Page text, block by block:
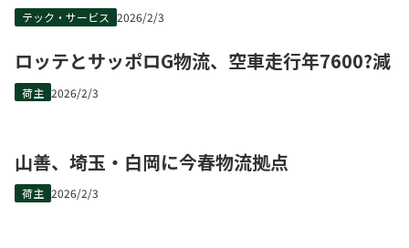
テック・サービス 2026/2/3
ロッテとサッポロG物流、空車走行年7600?減
荷主 2026/2/3
山善、埼玉・白岡に今春物流拠点
荷主 2026/2/3